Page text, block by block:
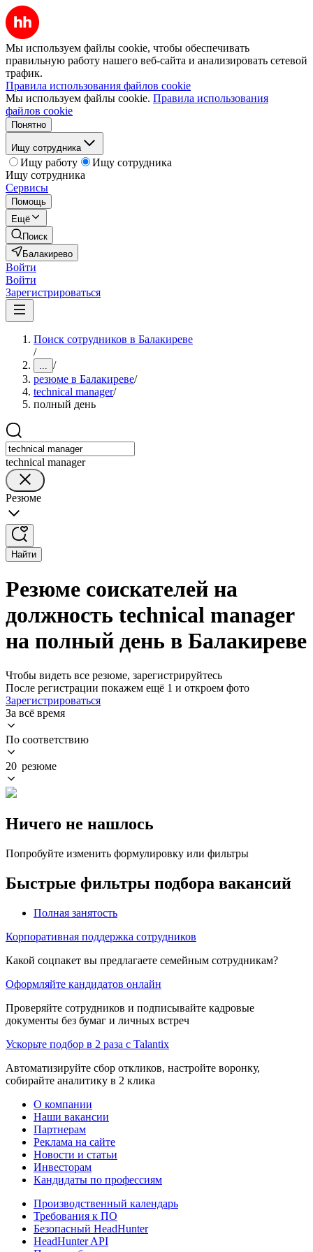
Мы используем файлы cookie, чтобы обеспечивать
правильную работу нашего веб-сайта и анализировать сетевой
трафик.
Правила использования файлов cookie
Мы используем файлы cookie. Правила использования
файлов cookie
Понятно
Ищу сотрудника
Ищу работу
Ищу сотрудника
Ищу сотрудника
Сервисы
Помощь
Ещё
Поиск
Балакирево
Войти
Войти
Зарегистрироваться
Поиск сотрудников в Балакиреве
/
... /
резюме в Балакиреве/
technical manager/
полный день
technical manager
Резюме
Найти
Резюме соискателей на
должность technical manager
на полный день в Балакиреве
Чтобы видеть все резюме, зарегистрируйтесь
После регистрации покажем ещё 1 и откроем фото
Зарегистрироваться
За всё время
По соответствию
20 резюме
Ничего не нашлось
Попробуйте изменить формулировку или фильтры
Быстрые фильтры подбора вакансий
Полная занятость
Корпоративная поддержка сотрудников
Какой соцпакет вы предлагаете семейным сотрудникам?
Оформляйте кандидатов онлайн
Проверяйте сотрудников и подписывайте кадровые
документы без бумаг и личных встреч
Ускорьте подбор в 2 раза с Talantix
Автоматизируйте сбор откликов, настройте воронку,
собирайте аналитику в 2 клика
О компании
Наши вакансии
Партнерам
Реклама на сайте
Новости и статьи
Инвесторам
Кандидаты по профессиям
Производственный календарь
Требования к ПО
Безопасный HeadHunter
HeadHunter API